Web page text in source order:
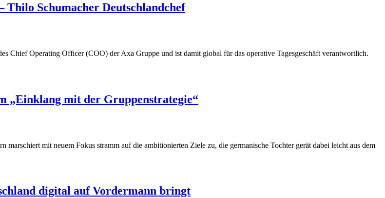
Schumacher Deutschlandchef
Chief Operating Officer (COO) der Axa Gruppe und ist damit global für das operative Tagesgeschäft verantwortlich.
„Einklang mit der Gruppenstrategie“
mit neuem Fokus stramm auf die ambitionierten Ziele zu, die germanische Tochter gerät dabei leicht aus dem
digital auf Vordermann bringt